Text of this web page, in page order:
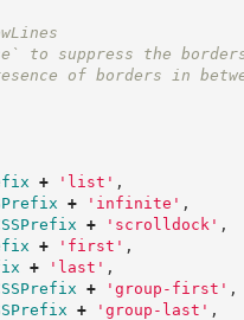
the borders
of borders in
+ ' list ' ,
+ ' infinite ' ,
+ ' scrolldock ' ,
+ ' first ' ,
+ ' last ' ,
+ ' group-first ' ,
+ ' group-last ' ,